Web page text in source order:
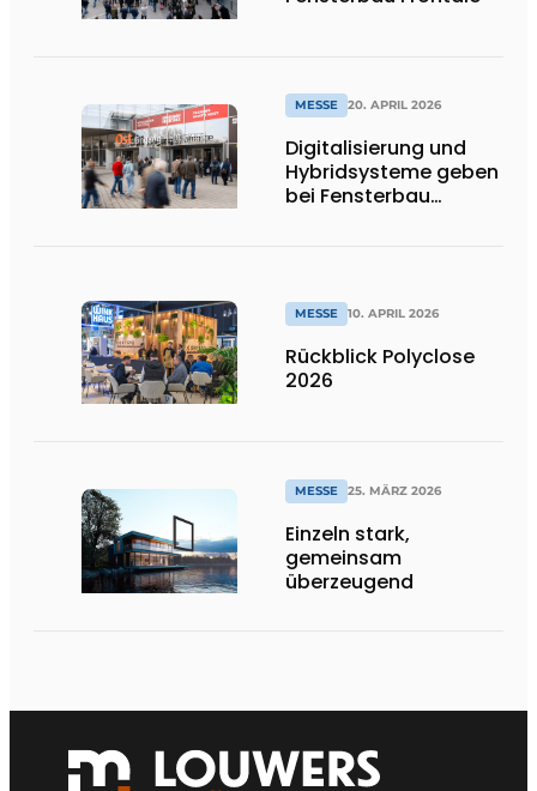
MESSE 20. APRIL 2026
Digitalisierung und
Hybridsysteme geben
bei Fensterbau
MESSE 10. APRIL 2026
Rückblick Polyclose
2026
MESSE 25. MÄRZ 2026
Einzeln stark,
gemeinsam
überzeugend